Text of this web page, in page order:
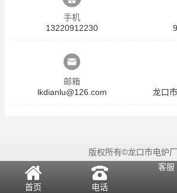
手机
13220912230
邮箱
lkdianlu@126.com
龙口
版权所有©龙口市电炉厂
首页 电话
客服